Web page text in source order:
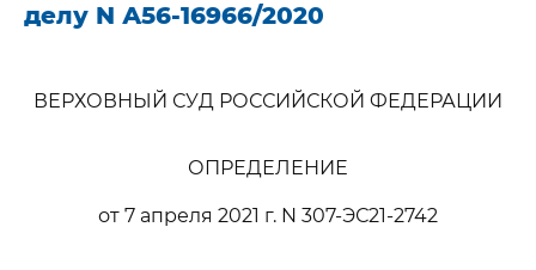
делу N А56-16966/2020
ВЕРХОВНЫЙ СУД РОССИЙСКОЙ ФЕДЕРАЦИИ
ОПРЕДЕЛЕНИЕ
от 7 апреля 2021 г. N 307-ЭС21-2742